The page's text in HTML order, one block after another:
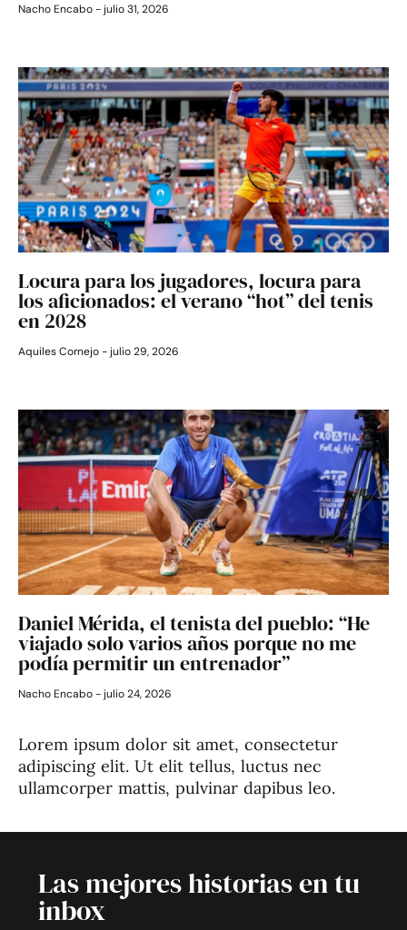
Nacho Encabo julio 31, 2026
Locura para los jugadores, locura para
los aficionados: el verano “hot” del tenis
en 2028
Aquiles Cornejo julio 29, 2026
Daniel Mérida, el tenista del pueblo: “He
viajado solo varios años porque no me
podía permitir un entrenador”
Nacho Encabo julio 24, 2026
Lorem ipsum dolor sit amet, consectetur
adipiscing elit. Ut elit tellus, luctus nec
ullamcorper mattis, pulvinar dapibus leo.
Las mejores historias en tu
inbox